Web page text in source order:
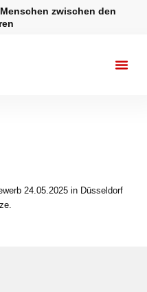
zwischen den
24.05.2025 in Düsseldorf